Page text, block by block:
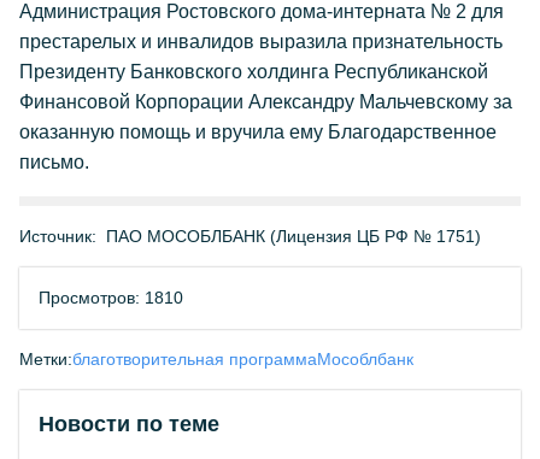
Администрация Ростовского дома-интерната № 2 для
престарелых и инвалидов выразила признательность
Президенту Банковского холдинга Республиканской
Финансовой Корпорации Александру Мальчевскому за
оказанную помощь и вручила ему Благодарственное
письмо.
Источник: ПАО МОСОБЛБАНК (Лицензия ЦБ РФ № 1751)
Просмотров: 1810
Метки:благотворительная программаМособлбанк
Новости по теме